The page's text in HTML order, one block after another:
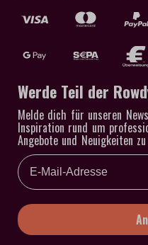
Werde Teil der
Melde dich für unseren
Inspiration rund um
Angebote und Neuigkeiten
Email